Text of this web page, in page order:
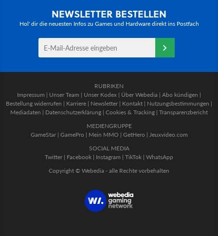
NEWSLETTER BESTELLEN
Hol' dir die neuesten Infos zu Games und Hardware direkt ins Postfach
RUBRIKEN
Impressum | Unser Team | Unser Kodex | Über Webedia | Abo kündigen |
Bestellung widerrufen | Karriere | Newsletter | Kontakt | Nutzungsbestimmungen |
Mediadaten | Datenschutzerklärung | Cookies & Tracking | Transparenzbericht
MEDIENGRUPPE
GameStar| GamePro | Mein MMO | GetHero | Jeuxvideo.com
SOCIAL MEDIA
Twitter | Facebook | Instagram | TikTok | WhatsApp
Copyright © Webedia - alle Rechte vorbehalten